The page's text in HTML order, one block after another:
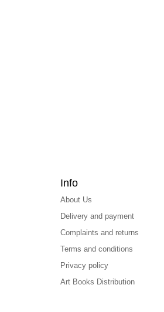
Info
About Us
Delivery and payment
Complaints and returns
Terms and conditions
Privacy policy
Art Books Distribution